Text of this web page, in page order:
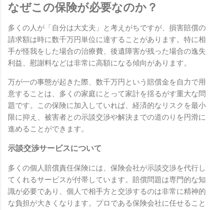
なぜこの保険が必要なのか？
多くの人が「自分は大丈夫」と考えがちですが、損害賠償の
請求額は時に数千万円単位に達することがあります。特に相
手が怪我をした場合の治療費、後遺障害が残った場合の逸失
利益、慰謝料などは非常に高額になる傾向があります。
万が一の事態が起きた際、数千万円という賠償金を自力で用
意することは、多くの家庭にとって家計を揺るがす重大な問
題です。この保険に加入していれば、経済的なリスクを最小
限に抑え、被害者との示談交渉や解決までの道のりを円滑に
進めることができます。
示談交渉サービスについて
多くの個人賠償責任保険には、保険会社が示談交渉を代行し
てくれるサービスが付帯しています。賠償問題は専門的な知
識が必要であり、個人で相手方と交渉するのは非常に精神的
な負担が大きくなります。プロである保険会社に任せること